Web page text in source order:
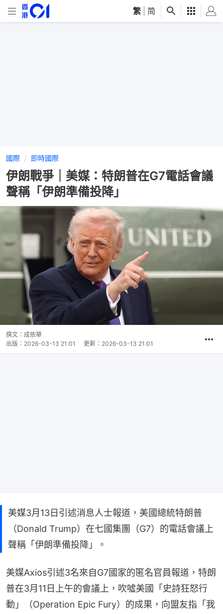
繁 简
國際 即時國際
伊朗戰爭｜美媒：特朗普在G7電話會議
聲稱「伊朗準備投降」
撰文： 成依華
出版： 2026-03-13 21:01 更新： 2026-03-13 21:01
美媒3月13日引述消息人士報道，美國總統特朗普
（Donald Trump）在七國集團（G7）的電話會議上
聲稱「伊朗準備投降」。
美媒Axios引述3名來自G7國家的匿名官員報道，特朗
普在3月11日上午的會議上，吹噓美國「史詩狂怒行
動」（Operation Epic Fury）的成果，向盟友指「我